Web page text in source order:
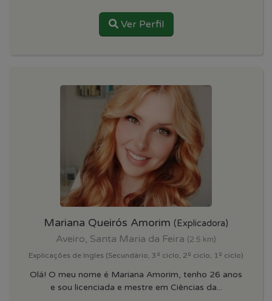
Ver Perfil
Mariana Queirós Amorim (Explicadora)
Aveiro, Santa Maria da Feira (2.5 km)
Explicações de Ingles (Secundário, 3º ciclo, 2º ciclo, 1º ciclo)
Olá! O meu nome é Mariana Amorim, tenho 26 anos
e sou licenciada e mestre em Ciências da...